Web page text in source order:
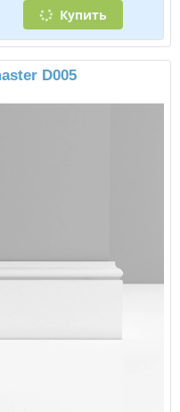
Купить
D005